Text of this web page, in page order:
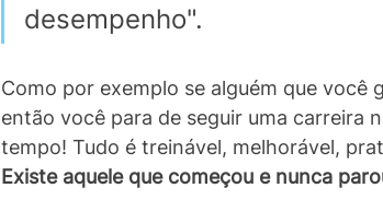
desempenho".
Como por exemplo se alguém que você
então você para de seguir uma carreira
tempo! Tudo é treinável, melhorável,
Existe aquele que começou e nunca